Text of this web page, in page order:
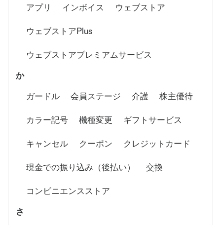
アプリ インボイス
ウェブストア
ウェブストアPlus
ウェブストアプレミアムサービス
か
ガードル 会員ステージ 介護
株主優待
カラー記号
機種変更
ギフトサービス
キャンセル
クーポン
クレジットカード
現金での振り込み（後払い）
交換
コンビニエンスストア
さ